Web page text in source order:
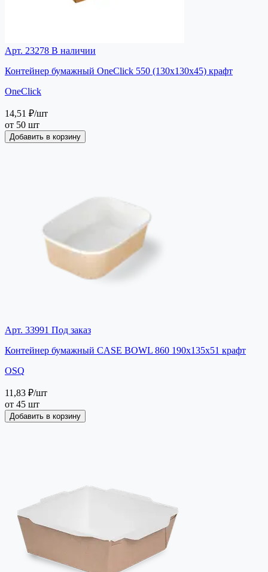
Арт. 23278 В наличии
Контейнер бумажный OneClick 550 (130х130х45) крафт
OneClick
14,51 ₽/шт
от 50 шт
Добавить в корзину
Арт. 33991 Под заказ
Контейнер бумажный CASE BOWL 860 190х135х51 крафт
OSQ
11,83 ₽/шт
от 45 шт
Добавить в корзину